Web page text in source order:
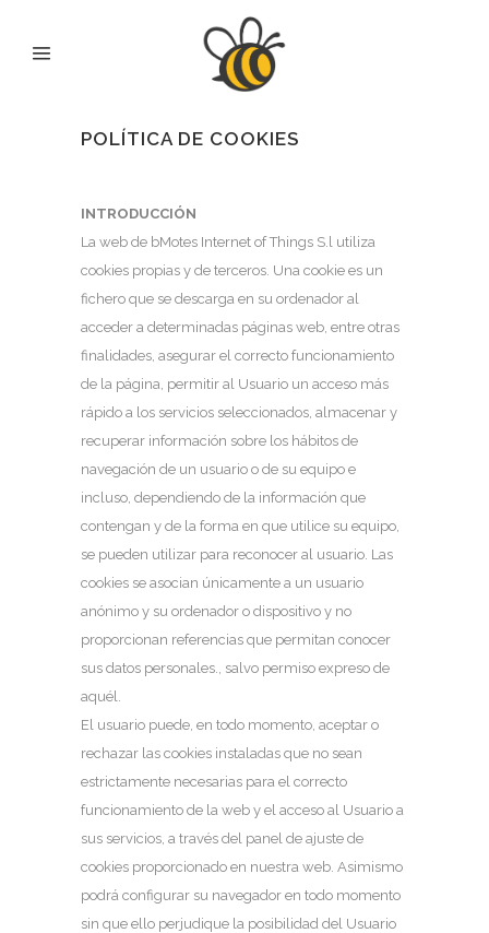
POLÍTICA DE COOKIES
INTRODUCCIÓN
La web de bMotes Internet of Things S.l utiliza
cookies propias y de terceros. Una cookie es un
fichero que se descarga en su ordenador al
acceder a determinadas páginas web, entre otras
finalidades, asegurar el correcto funcionamiento
de la página, permitir al Usuario un acceso más
rápido a los servicios seleccionados, almacenar y
recuperar información sobre los hábitos de
navegación de un usuario o de su equipo e
incluso, dependiendo de la información que
contengan y de la forma en que utilice su equipo,
se pueden utilizar para reconocer al usuario. Las
cookies se asocian únicamente a un usuario
anónimo y su ordenador o dispositivo y no
proporcionan referencias que permitan conocer
sus datos personales., salvo permiso expreso de
aquél.
El usuario puede, en todo momento, aceptar o
rechazar las cookies instaladas que no sean
estrictamente necesarias para el correcto
funcionamiento de la web y el acceso al Usuario a
sus servicios, a través del panel de ajuste de
cookies proporcionado en nuestra web. Asimismo
podrá configurar su navegador en todo momento
sin que ello perjudique la posibilidad del Usuario